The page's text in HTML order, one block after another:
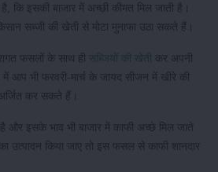
कि इसकी बाजार में अच्छी कीमत मिल जाती है।
सब्जी की खेती से मोटा मुनाफा उठा सकते हैं।
फसलों के साथ ही सब्जियों की खेती
कर अपनी
आप भी फरवरी-मार्च के जायद सीजन में खीरे की
कर सकते हैं।
है और इसके भाव भी बाजार में काफी अच्छे मिल जाते
उत्पादन किया जाए तो इस फसल से काफी शानदार